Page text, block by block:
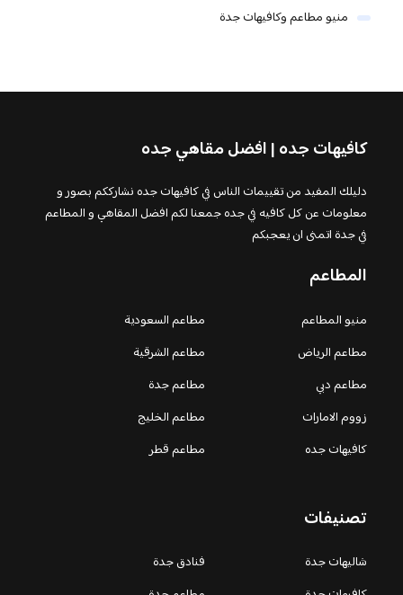
منيو مطاعم وكافيهات جدة
كافيهات جده | افضل مقاهي جده
دليلك المفيد من تقييمات الناس في كافيهات جده نشارككم بصور و
معلومات عن كل كافيه في جده جمعنا لكم افضل المقاهي و المطاعم
في جدة اتمنى ان يعجبكم
المطاعم
منيو المطاعم
مطاعم السعودية
مطاعم الرياض
مطاعم الشرقية
مطاعم دبي
مطاعم جدة
زووم الامارات
مطاعم الخليج
كافيهات جده
مطاعم قطر
تصنيفات
شاليهات جدة
فنادق جدة